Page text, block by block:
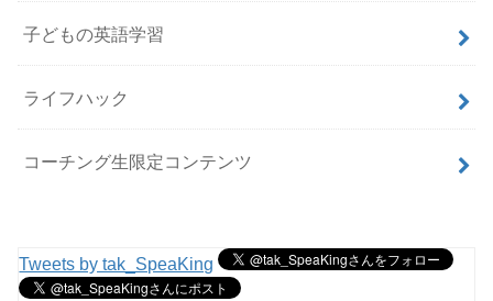
子どもの英語学習
ライフハック
コーチング生限定コンテンツ
Tweets by tak_SpeaKing